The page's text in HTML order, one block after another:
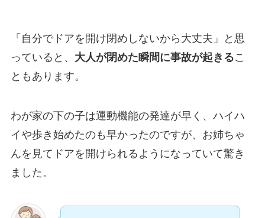
「自分でドアを開け閉めしないから大丈夫」と思
っていると、 大人が閉めた瞬間に事故が起きるこ
ともあります。
わが家の下の子は運動機能の発達が早く、ハイハ
イや歩き始めたのも早かったのですが、お姉ちゃ
んを見てドアを開けられるようになっていて驚き
ました。